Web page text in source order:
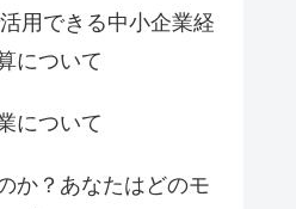
用できる中小企業経
について
について
か？あなたはどのモ